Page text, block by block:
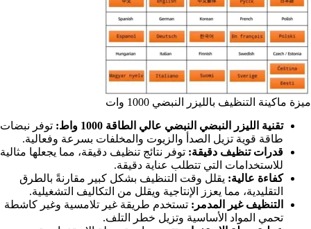
ميزة ماكينة التنظيف بالليزر النبضي 1000 وات
تقنية الليزر النبضي النبضي عالي الطاقة 1000 واط:
توفر نبضات
طاقة قوية تزيل الصدأ والزيوت والمخلفات بسرعة وفعالية.
قدرات تنظيف دقيقة: توفر نتائج تنظيف دقيقة، مما يجعلها مثالية
للاستخدامات التي تتطلب عناية دقيقة.
كفاءة عالية: يقلل وقت التنظيف بشكل كبير مقارنةً بالطرق
التقليدية، مما يعزز الإنتاجية ويقلل من التكاليف التشغيلية.
التنظيف غير المدمر: تستخدم طريقة غير تلامسية وغير كاشطة
تحمي المواد الأساسية وتزيل خطر التلف.